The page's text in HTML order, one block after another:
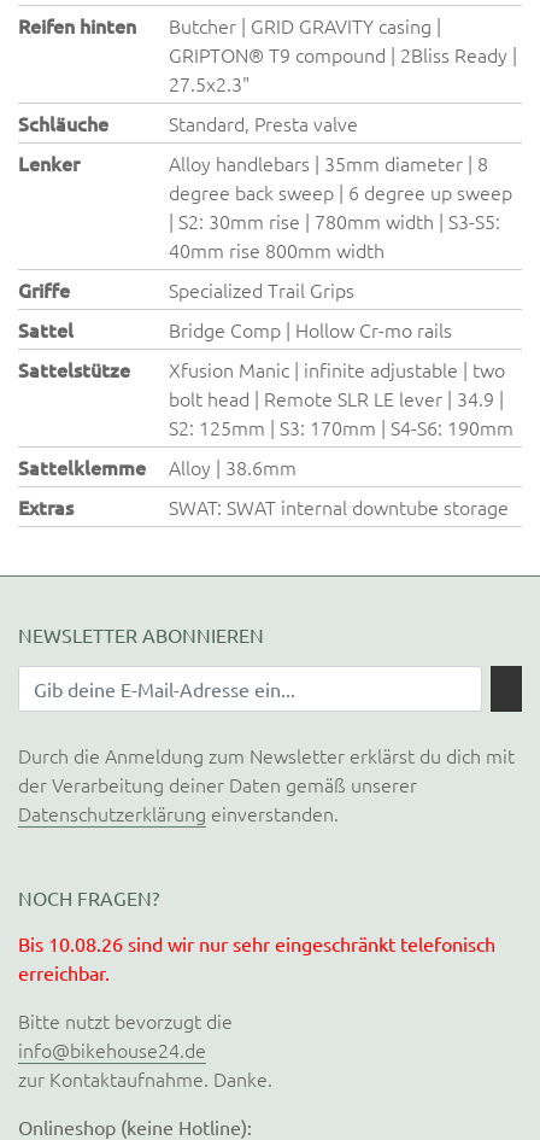
Reifen hinten
Butcher | GRID GRAVITY casing |
GRIPTON® T9 compound | 2Bliss Ready |
27.5x2.3"
Schläuche
Standard, Presta valve
Lenker
Alloy handlebars | 35mm diameter | 8
degree back sweep | 6 degree up sweep
| S2: 30mm rise | 780mm width | S3-S5:
40mm rise 800mm width
Griffe
Specialized Trail Grips
Sattel
Bridge Comp | Hollow Cr-mo rails
Sattelstütze
Xfusion Manic | infinite adjustable | two
bolt head | Remote SLR LE lever | 34.9 |
S2: 125mm | S3: 170mm | S4-S6: 190mm
Sattelklemme
Alloy | 38.6mm
Extras
SWAT: SWAT internal downtube storage
NEWSLETTER ABONNIEREN
Durch die Anmeldung zum Newsletter erklärst du dich mit
der Verarbeitung deiner Daten gemäß unserer
Datenschutzerklärung einverstanden.
NOCH FRAGEN?
Bis 10.08.26 sind wir nur sehr eingeschränkt telefonisch
erreichbar.
Bitte nutzt bevorzugt die
info@bikehouse24.de
zur Kontaktaufnahme. Danke.
Onlineshop (keine Hotline):